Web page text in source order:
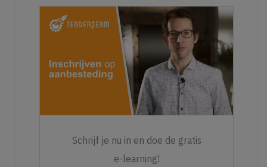
Schrijf je nu in en doe de gratis
e-learning!